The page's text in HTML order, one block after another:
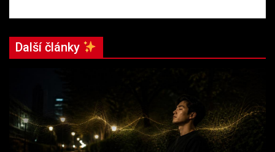
Další články